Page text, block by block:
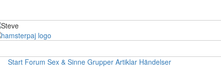
Start Forum Sex & Sinne Grupper Artiklar Händelser